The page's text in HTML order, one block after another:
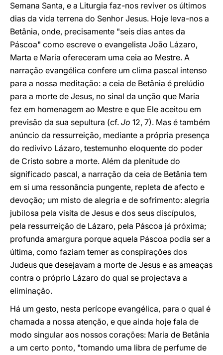
Semana Santa, e a Liturgia faz-nos reviver os últimos
dias da vida terrena do Senhor Jesus. Hoje leva-nos a
Betânia, onde, precisamente "seis dias antes da
Páscoa" como escreve o evangelista João Lázaro,
Marta e Maria ofereceram uma ceia ao Mestre. A
narração evangélica confere um clima pascal intenso
para a nossa meditação: a ceia de Betânia é prelúdio
para a morte de Jesus, no sinal da unção que Maria
fez em homenagem ao Mestre e que Ele aceitou em
previsão da sua sepultura (cf. Jo 12, 7). Mas é também
anúncio da ressurreição, mediante a própria presença
do redivivo Lázaro, testemunho eloquente do poder
de Cristo sobre a morte. Além da plenitude do
significado pascal, a narração da ceia de Betânia tem
em si uma ressonância pungente, repleta de afecto e
devoção; um misto de alegria e de sofrimento: alegria
jubilosa pela visita de Jesus e dos seus discípulos,
pela ressurreição de Lázaro, pela Páscoa já próxima;
profunda amargura porque aquela Páscoa podia ser a
última, como faziam temer as conspirações dos
Judeus que desejavam a morte de Jesus e as ameaças
contra o próprio Lázaro do qual se projectava a
eliminação.
Há um gesto, nesta perícope evangélica, para o qual é
chamada a nossa atenção, e que ainda hoje fala de
modo singular aos nossos corações: Maria de Betânia
a um certo ponto, "tomando uma libra de perfume de